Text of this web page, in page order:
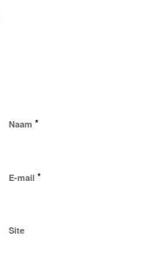
Naam *
E-mail *
Site